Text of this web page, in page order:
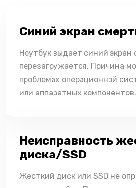
Синий экран
Ноутбук выдает синий экран
перезагружается. Причина
проблемах операционной
или аппаратных компонентов.
Неисправность
диска/SSD
Жесткий диск или SSD не